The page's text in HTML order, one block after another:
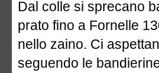
Dal colle si sprecano
prato fino a Fornelle
nello zaino. Ci
seguendo le